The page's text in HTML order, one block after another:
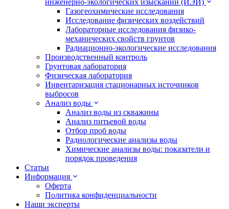
инженерно-экологических изысканий (ИЭИ)
Газогеохимические исследования
Исследование физических воздействий
Лабораторные исследования физико-
механических свойств грунтов
Радиационно-экологические исследования
Производственный контроль
Грунтовая лаборатория
Физическая лаборатория
Инвентаризация стационарных источников
выбросов
Анализ воды
Анализ воды из скважины
Анализ питьевой воды
Отбор проб воды
Радиологические анализы воды
Химические анализы воды: показатели и
порядок проведения
Статьи
Информация
Оферта
Политика конфиденциальности
Наши эксперты